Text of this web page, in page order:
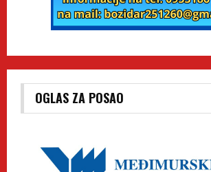
OGLAS ZA POSAO